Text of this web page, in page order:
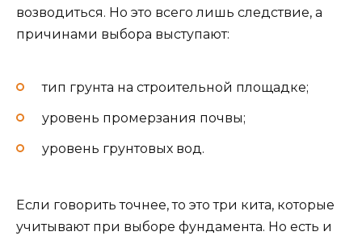
возводиться. Но это всего лишь следствие, а
причинами выбора выступают:
тип грунта на строительной площадке;
уровень промерзания почвы;
уровень грунтовых вод.
Если говорить точнее, то это три кита, которые
учитывают при выборе фундамента. Но есть и